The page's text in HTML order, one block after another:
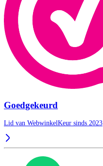
Goedgekeurd
Lid van WebwinkelKeur sinds 2023